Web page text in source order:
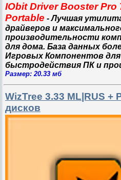
IObit Driver Booster Pro
Portable - Лучшая
драйверов и
производительности
для дома. База данных
Игровых Компонентов для
быстродействия ПК и
Размер: 20.33 мб
WizTree 3.33 ML|RUS + Portable - Анализатор
дисков